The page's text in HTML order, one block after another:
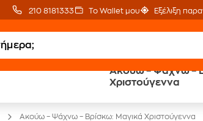
210 8181333 Το Wallet μου Εξέλιξη
Ακούω – Ψάχνω –
Χριστούγεννα
Δωρεάν Μεταφορικά
Ακούω – Ψάχνω – Βρίσκω: Μαγικά Χριστούγεννα